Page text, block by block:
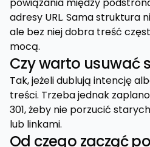
powiązania między
adresy URL. Sama struktura
ale bez niej dobra treść
mocą.
Czy warto usuwać
Tak, jeżeli dublują intencję
treści. Trzeba jednak
301, żeby nie porzucić
lub linkami.
Od czego zacząć